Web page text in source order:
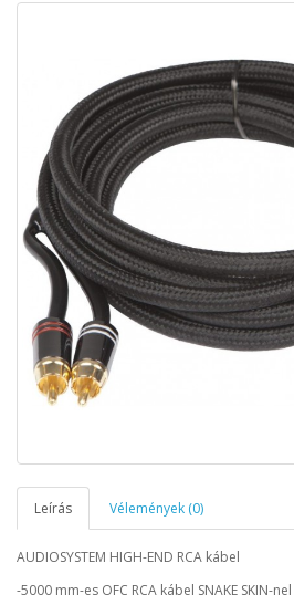
Leírás Vélemények (0)
AUDIOSYSTEM HIGH-END RCA kábel
-5000 mm-es OFC RCA kábel SNAKE SKIN-nel